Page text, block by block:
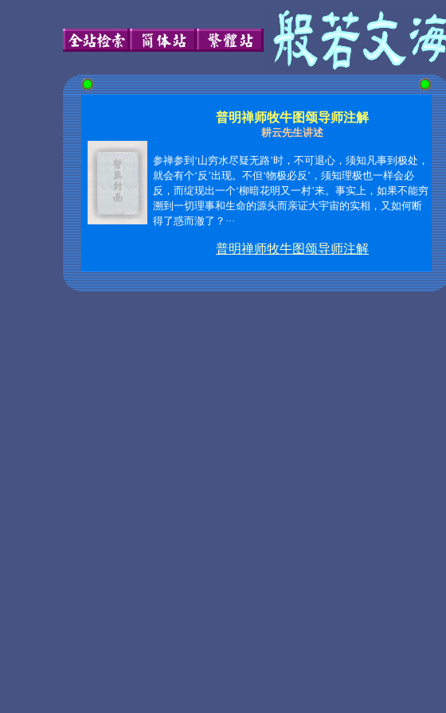
普明禅师牧牛图颂导师注解
耕云先生讲述
参禅参到‘山穷水尽疑无路’时，不可退心，须知凡事到极处，
就会有个‘反’出现。不但‘物极必反’，须知理极也一样会必
反，而绽现出一个‘柳暗花明又一村’来。事实上，如果不能穷
溯到一切理事和生命的源头而亲证大宇宙的实相，又如何断
得了惑而澈了？ ···
普明禅师牧牛图颂导师注解